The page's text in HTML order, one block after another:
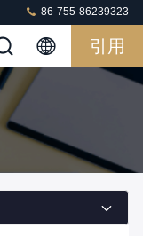
86-755-86239323
引用